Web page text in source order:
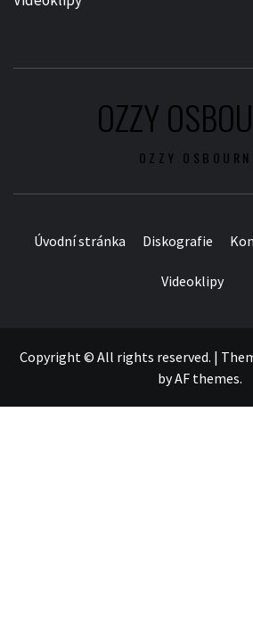
OZZY
OZZY
Úvodní stránka Diskografie
Videoklipy
Copyright © All rights reserved. |
byAF themes.